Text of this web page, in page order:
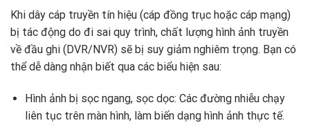
Khi dây cáp truyền tín hiệu (cáp đồng trục hoặc cáp mạng)
bị tác động do đi sai quy trình, chất lượng hình ảnh truyền
về đầu ghi (DVR/NVR) sẽ bị suy giảm nghiêm trọng. Bạn có
thể dễ dàng nhận biết qua các biểu hiện sau:
Hình ảnh bị sọc ngang, sọc dọc: Các đường nhiễu chạy
liên tục trên màn hình, làm biến dạng hình ảnh thực tế.